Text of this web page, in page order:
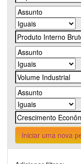
Iniciar uma nova